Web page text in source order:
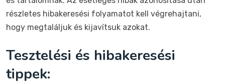
részletes hibakeresési folyamatot kell végrehajtani,
hogy megtaláljuk és kijavítsuk azokat.
Tesztelési és hibakeresési
tippek: